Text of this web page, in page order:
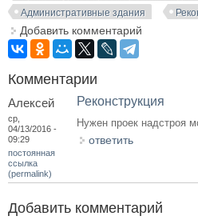
Административные здания
Добавить комментарий
Комментарии
Алексей
ср,
04/13/2016 -
09:29
постоянная
ссылка
(permalink)
Реконструкция
Нужен проек надстроя
ответить
Добавить комментарий